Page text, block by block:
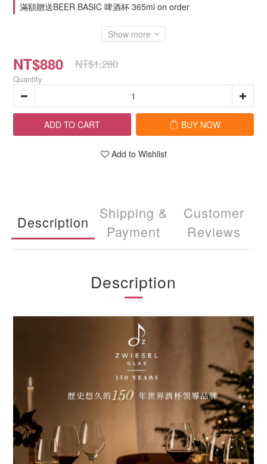
滿額贈送BEER BASIC 啤酒杯 365ml on order
Show more
NT$880 NT$1,280
Quantity
ADD TO CART BUY NOW
Add to Wishlist
Description
Shipping &
Payment
Customer
Reviews
Description